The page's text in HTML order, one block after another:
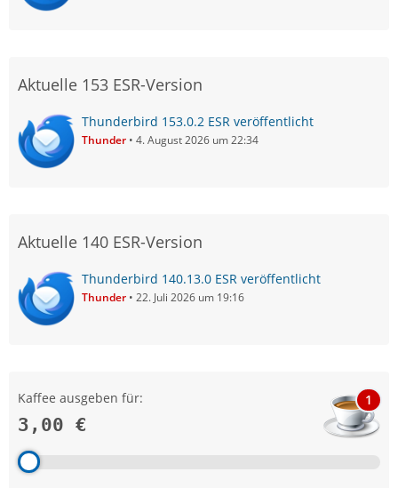
Aktuelle 153 ESR-Version
Thunderbird 153.0.2 ESR veröffentlicht
Thunder 4. August 2026 um 22:34
Aktuelle 140 ESR-Version
Thunderbird 140.13.0 ESR veröffentlicht
Thunder 22. Juli 2026 um 19:16
Kaffee ausgeben für:
3,00 €
1